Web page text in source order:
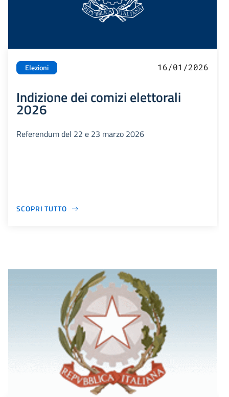
Elezioni 16/01/2026
Indizione dei comizi elettorali
2026
Referendum del 22 e 23 marzo 2026
SCOPRI TUTTO